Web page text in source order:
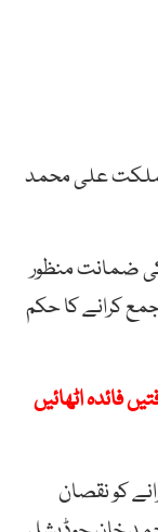
مملکت علی محمد
ضمانت منظور
مچلکے جمع کرانے کا حکم
فائدہ اٹھائیں
کو نقصان